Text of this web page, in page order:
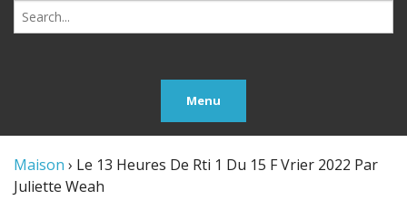
Search
for:
Menu
Maison › Le 13 Heures De Rti 1 Du 15 F Vrier 2022 Par
Juliette Weah